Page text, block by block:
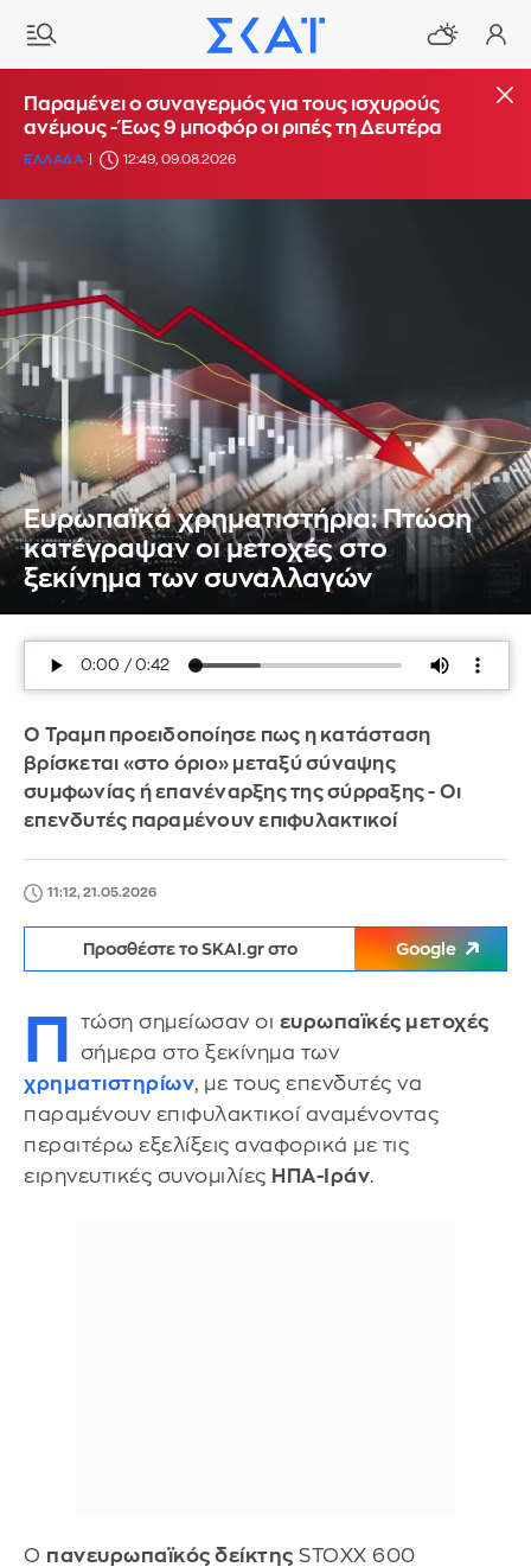
Παραμένει ο συναγερμός για τους ισχυρούς
ανέμους - Έως 9 μποφόρ οι ριπές τη Δευτέρα
ΕΛΛΑΔΑ 12:49, 09.08.2026
Ευρωπαϊκά χρηματιστήρια: Πτώση
κατέγραψαν οι μετοχές στο
ξεκίνημα των συναλλαγών
Ο Τραμπ προειδοποίησε πως η κατάσταση
βρίσκεται «στο όριο» μεταξύ σύναψης
συμφωνίας ή επανέναρξης της σύρραξης - Οι
επενδυτές παραμένουν επιφυλακτικοί
11:12, 21.05.2026
Προσθέστε το SKAI.gr στο Google
Π τώση σημείωσαν οι ευρωπαϊκές μετοχές
σήμερα στο ξεκίνημα των
χρηματιστηρίων, με τους επενδυτές να
παραμένουν επιφυλακτικοί αναμένοντας
περαιτέρω εξελίξεις αναφορικά με τις
ειρηνευτικές συνομιλίες ΗΠΑ-Ιράν.
Ο πανευρωπαϊκός δείκτης STOXX 600